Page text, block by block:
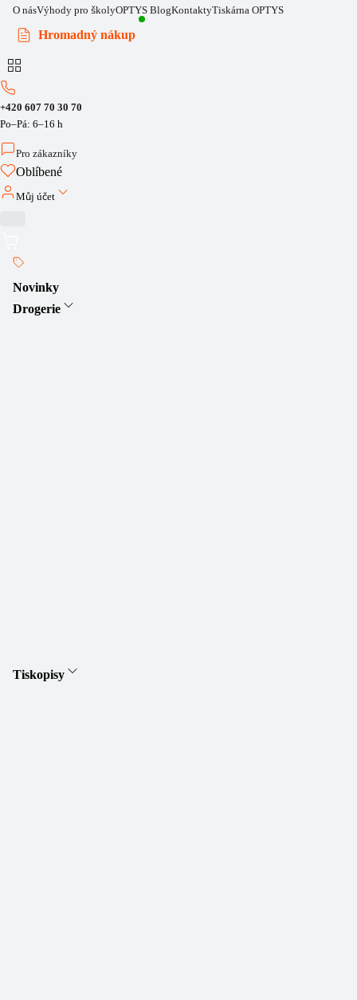
O násVýhody pro školyOPTYS BlogKontaktyTiskárna OPTYS
Hromadný nákup
+420 607 70 30 70
Po–Pá: 6–16 h
Pro zákazníky
Oblíbené
Můj účet
Novinky
Drogerie
Tiskopisy